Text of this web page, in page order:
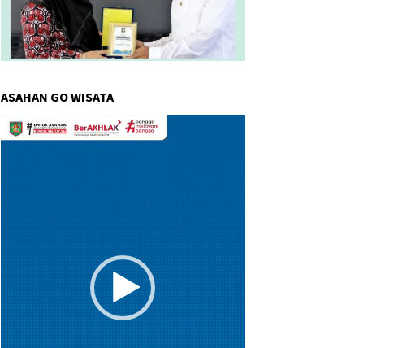
ASAHAN GO WISATA
Pemutar
Video